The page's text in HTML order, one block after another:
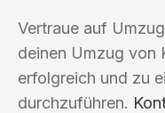
Vertraue auf
deinen Umzug von
erfolgreich und zu
durchzuführen.